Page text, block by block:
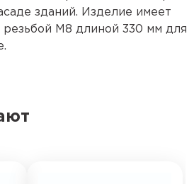
зданий. Изделие имеет
М8 длиной 330 мм для